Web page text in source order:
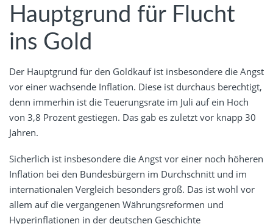
Hauptgrund für Flucht
ins Gold
Der Hauptgrund für den Goldkauf ist insbesondere die Angst
vor einer wachsende Inflation. Diese ist durchaus berechtigt,
denn immerhin ist die Teuerungsrate im Juli auf ein Hoch
von 3,8 Prozent gestiegen. Das gab es zuletzt vor knapp 30
Jahren.
Sicherlich ist insbesondere die Angst vor einer noch höheren
Inflation bei den Bundesbürgern im Durchschnitt und im
internationalen Vergleich besonders groß. Das ist wohl vor
allem auf die vergangenen Währungsreformen und
Hyperinflationen in der deutschen Geschichte